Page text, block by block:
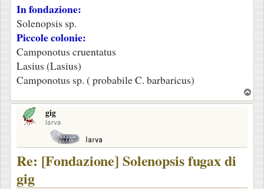
i
o
In fondazione:
Solenopsis sp.
Piccole colonie:
Camponotus cruentatus
Lasius (Lasius)
Camponotus sp. ( probabile C. barbaricus)
o
gig
larva
Re: [Fondazione] Solenopsis fugax di
gig